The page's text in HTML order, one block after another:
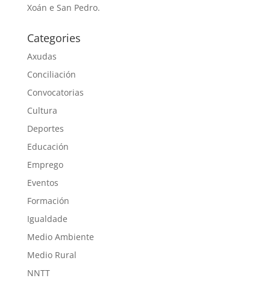
Xoán e San Pedro.
Categories
Axudas
Conciliación
Convocatorias
Cultura
Deportes
Educación
Emprego
Eventos
Formación
Igualdade
Medio Ambiente
Medio Rural
NNTT